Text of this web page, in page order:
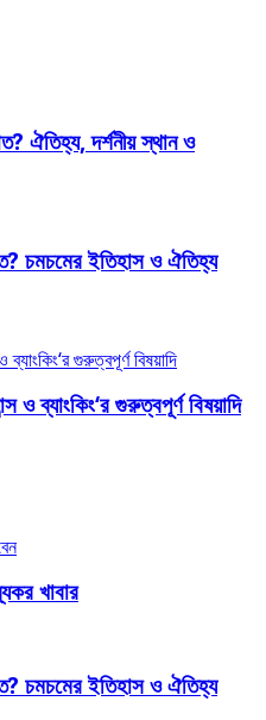
ঐতিহ্য, দর্শনীয় স্থান ও
চমচমের ইতিহাস ও ঐতিহ্য
ও ব্যাংকিং‘র গুরুত্বপূর্ণ বিষয়াদি
খাবার
চমচমের ইতিহাস ও ঐতিহ্য